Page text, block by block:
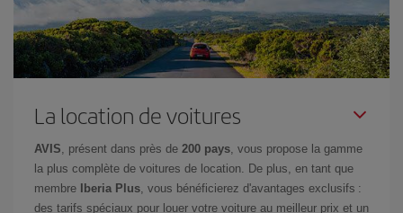
La location de voitures
AVIS , présent dans près de 200 pays , vous propose la gamme
la plus complète de voitures de location. De plus, en tant que
membre
Iberia Plus , vous bénéficierez d'avantages exclusifs :
des tarifs spéciaux pour louer votre voiture au meilleur prix et un